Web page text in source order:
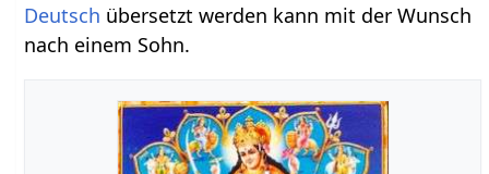
Deutsch übersetzt werden kann mit der Wunsch
nach einem Sohn.